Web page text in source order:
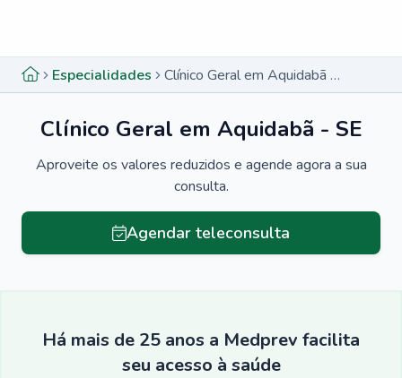
Especialidades Clínico Geral em Aquidabã - SE
Clínico Geral em Aquidabã - SE
Aproveite os valores reduzidos e agende agora a sua
consulta.
Agendar teleconsulta
Há mais de 25 anos a Medprev facilita
seu acesso à saúde